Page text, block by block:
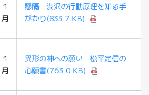
1
月
懸隔 渋沢の行動原理を知る手
がかり(833.7 KB)
1
月
異形の神への願い 松平定信の
心願書(763.0 KB)